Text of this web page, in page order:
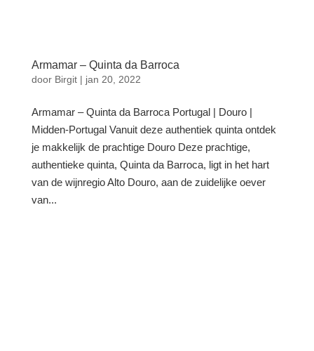
Armamar – Quinta da Barroca
door Birgit| jan 20, 2022
Armamar – Quinta da Barroca Portugal | Douro |
Midden-Portugal Vanuit deze authentiek quinta ontdek
je makkelijk de prachtige Douro Deze prachtige,
authentieke quinta, Quinta da Barroca, ligt in het hart
van de wijnregio Alto Douro, aan de zuidelijke oever
van...